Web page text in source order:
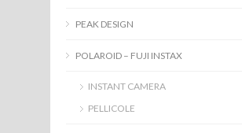
PEAK DESIGN
POLAROID – FUJI INSTAX
INSTANT CAMERA
PELLICOLE